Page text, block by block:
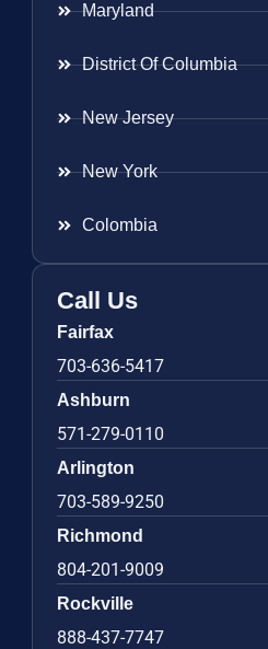
Maryland
District Of Columbia
New Jersey
New York
Colombia
Call Us
Fairfax
703-636-5417
Ashburn
571-279-0110
Arlington
703-589-9250
Richmond
804-201-9009
Rockville
888-437-7747